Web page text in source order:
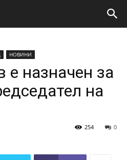
НОВИНИ
е назначен за
на
0
254